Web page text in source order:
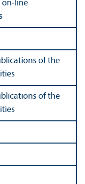
on-line
of the
of the